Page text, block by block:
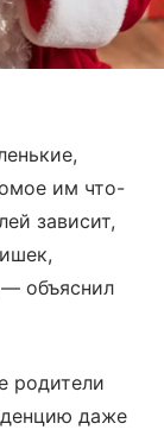
им что-
зависит,
объяснил
родители
даже